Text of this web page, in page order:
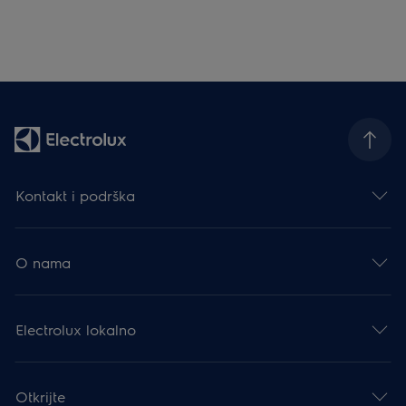
Kontakt i podrška
O nama
Electrolux lokalno
Otkrijte